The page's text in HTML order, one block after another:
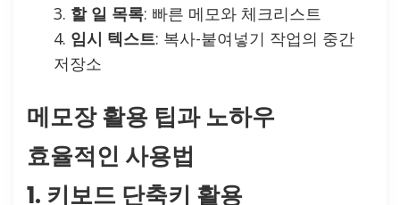
할 일 목록: 빠른 메모와 체크리스트
임시 텍스트: 복사-붙여넣기 작업의 중간
저장소
메모장 활용 팁과 노하우
효율적인 사용법
1. 키보드 단축키 활용